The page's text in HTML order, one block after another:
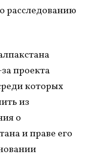
расследованию
проекта
которых
из
о
и праве его